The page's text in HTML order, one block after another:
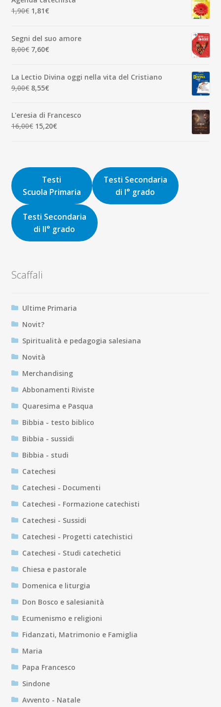
era:
7,00€.
è:
6,65€.
1,90€ Il
era:
1,90€.
1,81€Il
è:
1,81€.
Segni del suo amore
8,00€ Il
era:
8,00€.
7,60€Il
è:
7,60€.
La Lectio Divina oggi nella vita del Cristiano
9,00€ Il
era:
9,00€.
8,55€Il
è:
8,55€.
L'eresia di Francesco
16,00€ Il
16,00€.
15,20€Il
15,20€.
Testi
Scuola Primaria
Testi Secondaria
di I° grado
Testi Secondaria
di II° grado
Scaffali
Ultime Primaria
Novit?
Spiritualità e pedagogia salesiana
Novità
Merchandising
Abbonamenti Riviste
Quaresima e Pasqua
Bibbia - testo biblico
Bibbia - sussidi
Bibbia - studi
Catechesi
Catechesi - Documenti
Catechesi - Formazione catechisti
Catechesi - Sussidi
Catechesi - Progetti catechistici
Catechesi - Studi catechetici
Chiesa e pastorale
Domenica e liturgia
Don Bosco e salesianità
Ecumenismo e religioni
Fidanzati, Matrimonio e Famiglia
Maria
Papa Francesco
Sindone
Avvento - Natale